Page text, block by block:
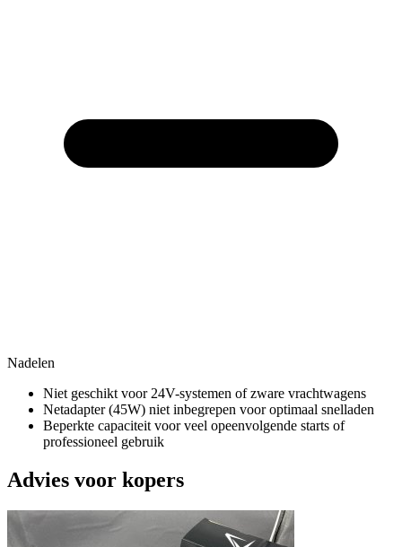
Nadelen
Niet geschikt voor 24V-systemen of zware vrachtwagens
Netadapter (45W) niet inbegrepen voor optimaal snelladen
Beperkte capaciteit voor veel opeenvolgende starts of
professioneel gebruik
Advies voor kopers